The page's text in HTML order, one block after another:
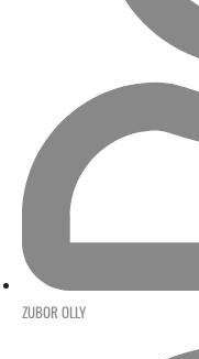
ZUBOR OLLY